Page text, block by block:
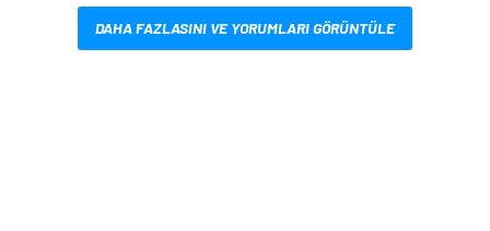
DAHA FAZLASINI VE YORUMLARI GÖRÜNTÜLE